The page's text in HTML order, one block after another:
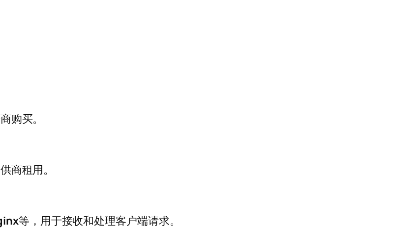
购买。
商租用。
等，用于接收和处理客户端请求。